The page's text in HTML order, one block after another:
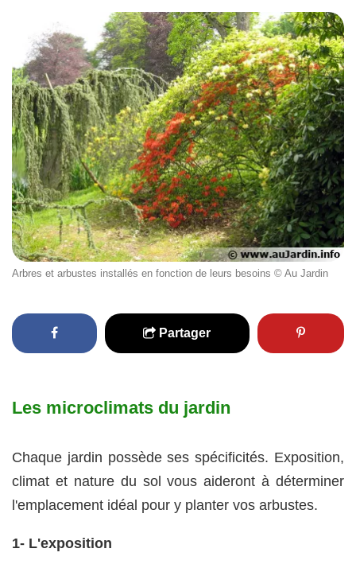
Arbres et arbustes installés en fonction de leurs besoins © Au Jardin
Partager
Les microclimats du jardin
Chaque jardin possède ses spécificités. Exposition,
climat et nature du sol vous aideront à déterminer
l'emplacement idéal pour y planter vos arbustes.
1- L'exposition